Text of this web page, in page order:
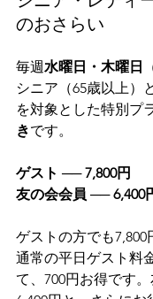
のおさらい
毎週水曜日・木曜日
シニア（65歳以上）
を対象とした特別プ
きです。
ゲスト ── 7,800円
友の会会員 ── 6,400
ゲストの方でも7,800
通常の平日ゲスト料
て、700円お得です